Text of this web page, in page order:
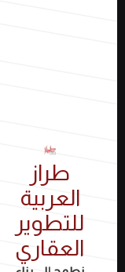
طراز
العربية
للتطوير
العقاري